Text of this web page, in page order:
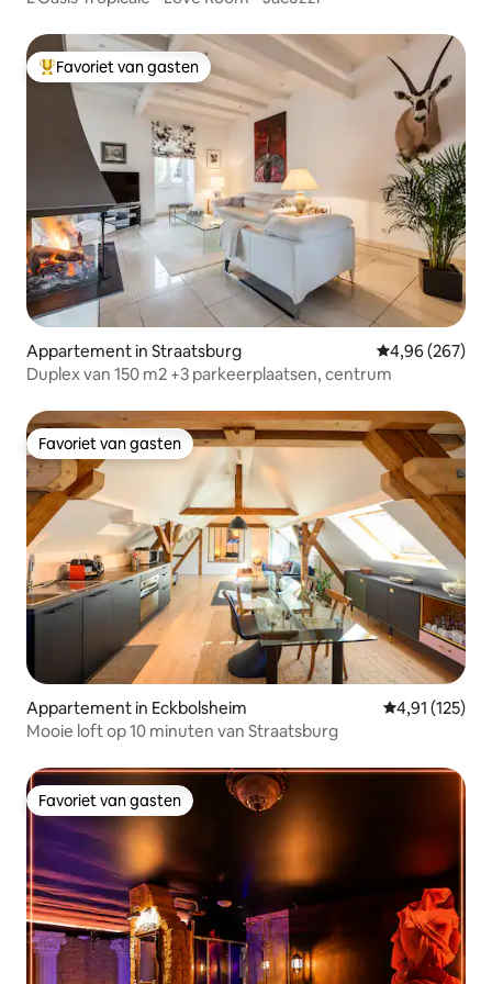
Topfavoriet van gasten
Favoriet van gasten
Appartement in Straatsburg Gemiddelde
4,96 (267)
Duplex van 150 m2 +3 parkeerplaatsen, centrum
Favoriet van gasten
Favoriet van gasten
Appartement in Eckbolsheim Gemiddelde
4,91 (125)
Mooie loft op 10 minuten van Straatsburg
Favoriet van gasten
Favoriet van gasten